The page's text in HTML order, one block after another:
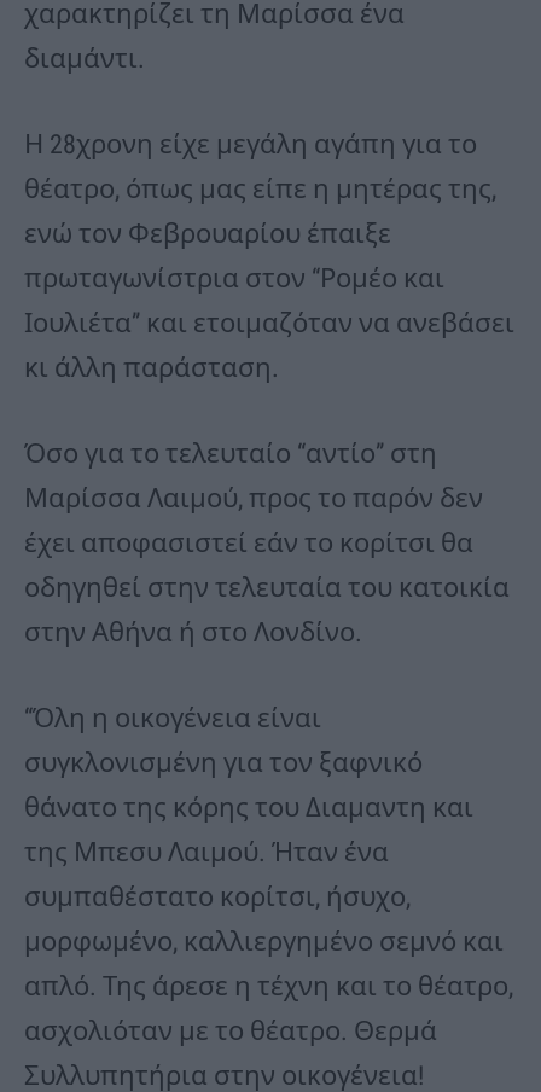
χαρακτηρίζει τη Μαρίσσα ένα
διαμάντι.
Η 28χρονη είχε μεγάλη αγάπη για το
θέατρο, όπως μας είπε η μητέρας της,
ενώ τον Φεβρουαρίου έπαιξε
πρωταγωνίστρια στον “Ρομέο και
Ιουλιέτα” και ετοιμαζόταν να ανεβάσει
κι άλλη παράσταση.
Όσο για το τελευταίο “αντίο” στη
Μαρίσσα Λαιμού, προς το παρόν δεν
έχει αποφασιστεί εάν το κορίτσι θα
οδηγηθεί στην τελευταία του κατοικία
στην Αθήνα ή στο Λονδίνο.
“Όλη η οικογένεια είναι
συγκλονισμένη για τον ξαφνικό
θάνατο της κόρης του Διαμαντη και
της Μπεσυ Λαιμού. Ήταν ένα
συμπαθέστατο κορίτσι, ήσυχο,
μορφωμένο, καλλιεργημένο σεμνό και
απλό. Της άρεσε η τέχνη και το θέατρο,
ασχολιόταν με το θέατρο. Θερμά
Συλλυπητήρια στην οικογένεια!